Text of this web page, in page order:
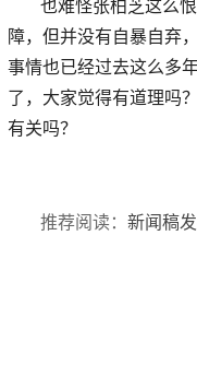
障，但并没有自暴自弃
事情也已经过去这么多
了，大家觉得有道理吗
有关吗？
推荐阅读：新闻稿